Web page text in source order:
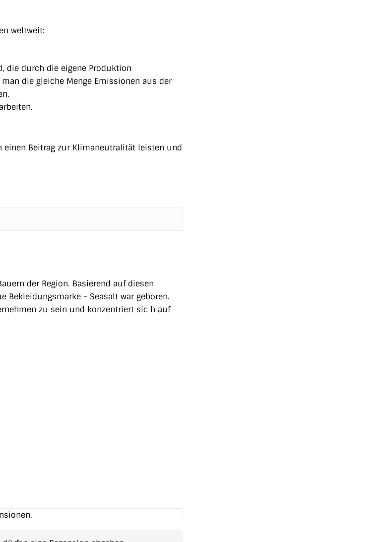
weltweit:
die durch die eigene Produktion
die gleiche Menge Emissionen aus der
einen Beitrag zur Klimaneutralität leisten und
der Region. Basierend auf diesen
Bekleidungsmarke - Seasalt war geboren.
zu sein und konzentriert sic h auf